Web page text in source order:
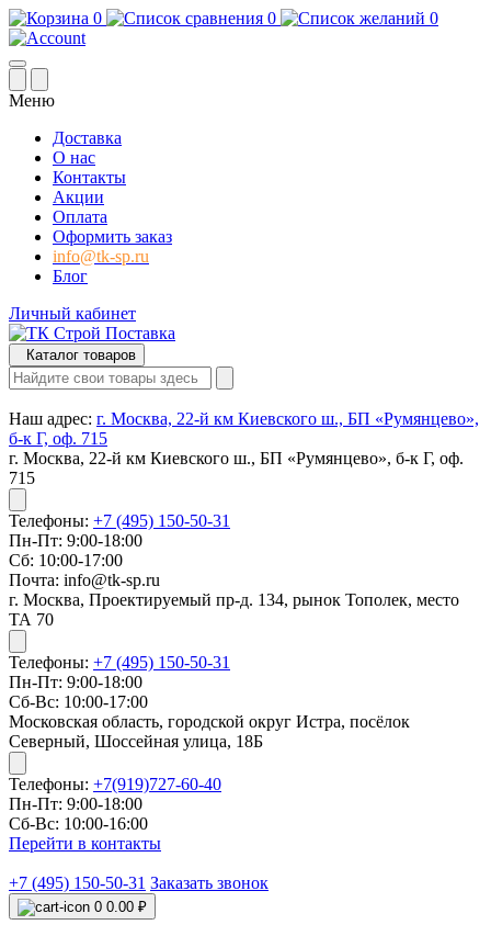
0 0 0
Меню
Доставка
О нас
Контакты
Акции
Оплата
Оформить заказ
info@tk-sp.ru
Блог
Личный кабинет
Каталог товаров
Наш адрес: г. Москва, 22-й км Киевского ш., БП «Румянцево»,
б-к Г, оф. 715
г. Москва, 22-й км Киевского ш., БП «Румянцево», б-к Г, оф.
715
Телефоны: +7 (495) 150-50-31
Пн-Пт: 9:00-18:00
Сб: 10:00-17:00
Почта: info@tk-sp.ru
г. Москва, Проектируемый пр-д. 134, рынок Тополек, место
ТА 70
Телефоны: +7 (495) 150-50-31
Пн-Пт: 9:00-18:00
Сб-Вс: 10:00-17:00
Московская область, городской округ Истра, посёлок
Северный, Шоссейная улица, 18Б
Телефоны: +7(919)727-60-40
Пн-Пт: 9:00-18:00
Сб-Вс: 10:00-16:00
Перейти в контакты
+7 (495) 150-50-31 Заказать звонок
0 0.00 ₽